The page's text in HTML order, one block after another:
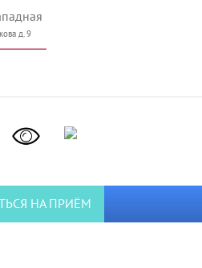
д. 9
НА ПРИЁМ